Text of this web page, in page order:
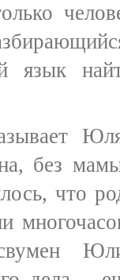
язык
без
что